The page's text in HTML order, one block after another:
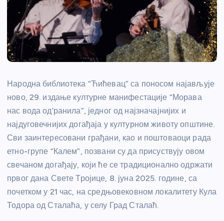
Народна библиотека “Ћићевац” са поносом најављује
ново, 29. издање културне манифестације “Морава
нас вода од’ранила”, једног од најзначајнијих и
најдуговечнијих догађаја у културном животу општине.
Сви заинтересовани грађани, као и поштоваоци рада
етно-групе “Калем”, позвани су да присуствују овом
свечаном догађају, који ће се традиционално одржати
првог дана Свете Тројице, 8. јуна 2025. године, са
почетком у 21 час, на средњовековном локалитету Кула
Тодора од Сталаћа, у селу Град Сталаћ.